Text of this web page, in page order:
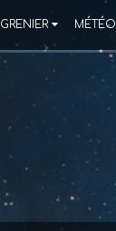
GRENIER MÉTÉO